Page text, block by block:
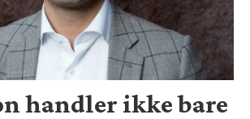
handler ikke bare